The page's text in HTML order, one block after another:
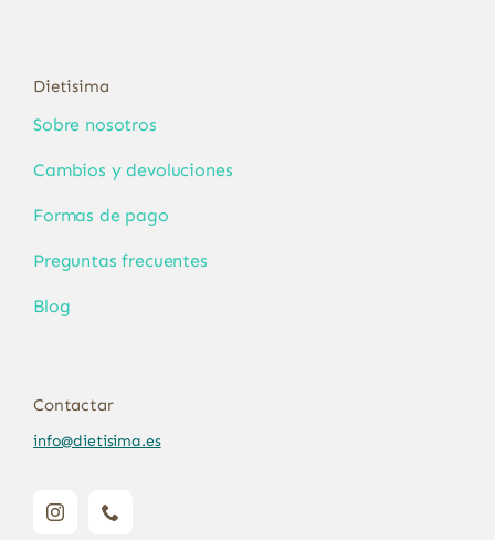
Dietisima
Sobre nosotros
Cambios y devoluciones
Formas de pago
Preguntas frecuentes
Blog
Contactar
info@dietisima.es